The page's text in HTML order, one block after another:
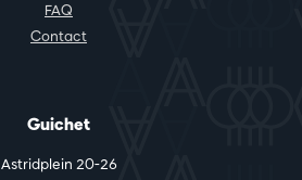
FAQ
Contact
Guichet
Astridplein 20-26